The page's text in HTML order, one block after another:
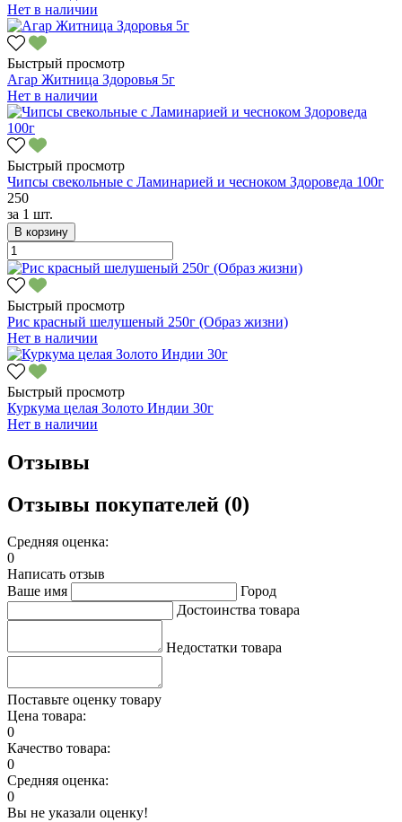
Нет в наличии
Быстрый просмотр
Агар Житница Здоровья 5г
Нет в наличии
Быстрый просмотр
Чипсы свекольные с Ламинарией и чесноком Здороведа 100г
250
за 1 шт.
В корзину
Быстрый просмотр
Рис красный шелушеный 250г (Образ жизни)
Нет в наличии
Быстрый просмотр
Куркума целая Золото Индии 30г
Нет в наличии
Отзывы
Отзывы покупателей (0)
Средняя оценка:
0
Написать отзыв
Ваше имя
Город
Достоинства товара
Недостатки товара
Поставьте оценку товару
Цена товара:
0
Качество товара:
0
Средняя оценка:
0
Вы не указали оценку!